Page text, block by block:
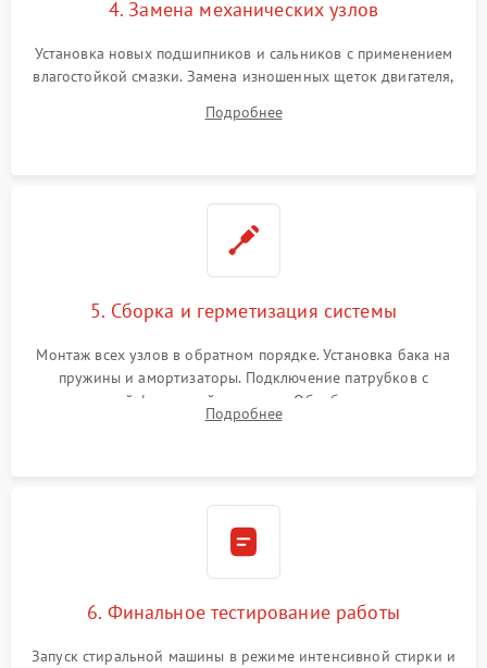
4. Замена механических узлов
Установка новых подшипников и сальников с применением
влагостойкой смазки. Замена изношенных щеток двигателя,
или поврежденной резиновой манжеты.
Подробнее
5. Сборка и герметизация системы
Монтаж всех узлов в обратном порядке. Установка бака на
пружины и амортизаторы. Подключение патрубков с
надежной фиксацией хомутами. Обработка стыков
герметиком для предотвращения возможных протечек воды.
Подробнее
6. Финальное тестирование работы
Запуск стиральной машины в режиме интенсивной стирки и